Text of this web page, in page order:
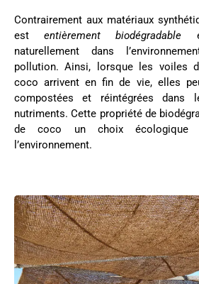
Contrairement aux matériaux
estentièrement biodégradable
naturellement dans
pollution. Ainsi, lorsque les voiles
coco arrivent en fin de vie, elles
compostées et réintégrées dans
nutriments. Cette propriété de
de coco un choix écologique
l’environnement.